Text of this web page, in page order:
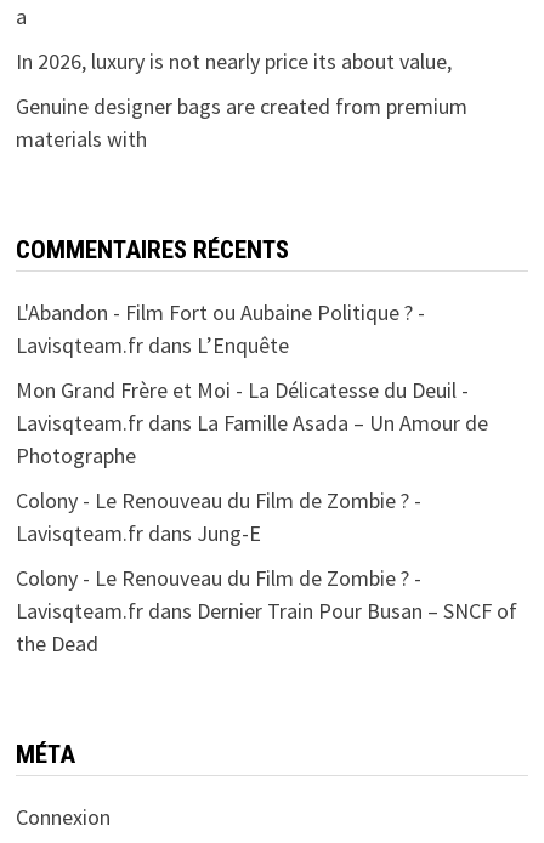
a
In 2026, luxury is not nearly price its about value,
Genuine designer bags are created from premium
materials with
COMMENTAIRES RÉCENTS
L'Abandon - Film Fort ou Aubaine Politique ? -
Lavisqteam.frdans L’Enquête
Mon Grand Frère et Moi - La Délicatesse du Deuil -
Lavisqteam.frdans La Famille Asada – Un Amour de
Photographe
Colony - Le Renouveau du Film de Zombie ? -
Lavisqteam.frdans Jung-E
Colony - Le Renouveau du Film de Zombie ? -
Lavisqteam.frdans Dernier Train Pour Busan – SNCF of
the Dead
MÉTA
Connexion